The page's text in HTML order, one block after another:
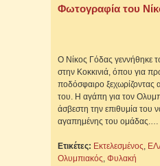
Φωτογραφία του
Ο Νίκος Γόδας γεννήθηκε
στην Κοκκινιά, όπου για
ποδόσφαιρο ξεχωρίζοντας
του. Η αγάπη για τον
άσβεστη την επιθυμία του
αγαπημένης του ομάδας.…
Ετικέτες: Εκτελεσμένος,
Ολυμπιακός, Φυλακή